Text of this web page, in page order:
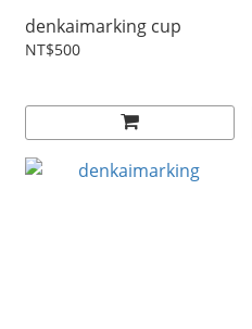
denkaimarking cup
NT$500